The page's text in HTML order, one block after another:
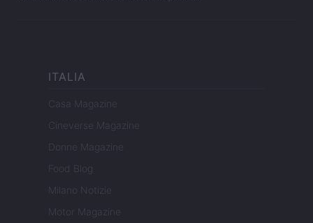
ITALIA
Casa Magazine
Cineverse Magazine
Donne Magazine
Food Blog
Milano Notizie
Motor Magazine